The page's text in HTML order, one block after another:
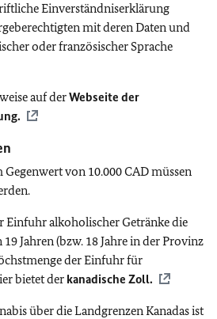
Einverständniserklärung
mit deren Daten und
oder französischer Sprache
auf derWebseite der
von 10.000 CAD müssen
Einfuhr alkoholischer Getränke die
Jahren (bzw. 18 Jahre in der Provinz
der Einfuhr für
bietet der kanadische Zoll.
über die Landgrenzen Kanadas ist